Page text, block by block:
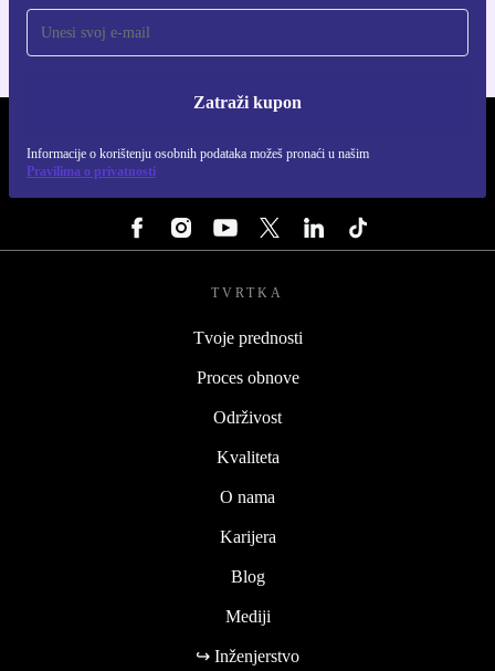
Zatraži kupon
Informacije o korištenju osobnih podataka možeš pronaći u našim
Pravilima o privatnosti
TVRTKA
Tvoje prednosti
Proces obnove
Održivost
Kvaliteta
O nama
Karijera
Blog
Mediji
↪ Inženjerstvo